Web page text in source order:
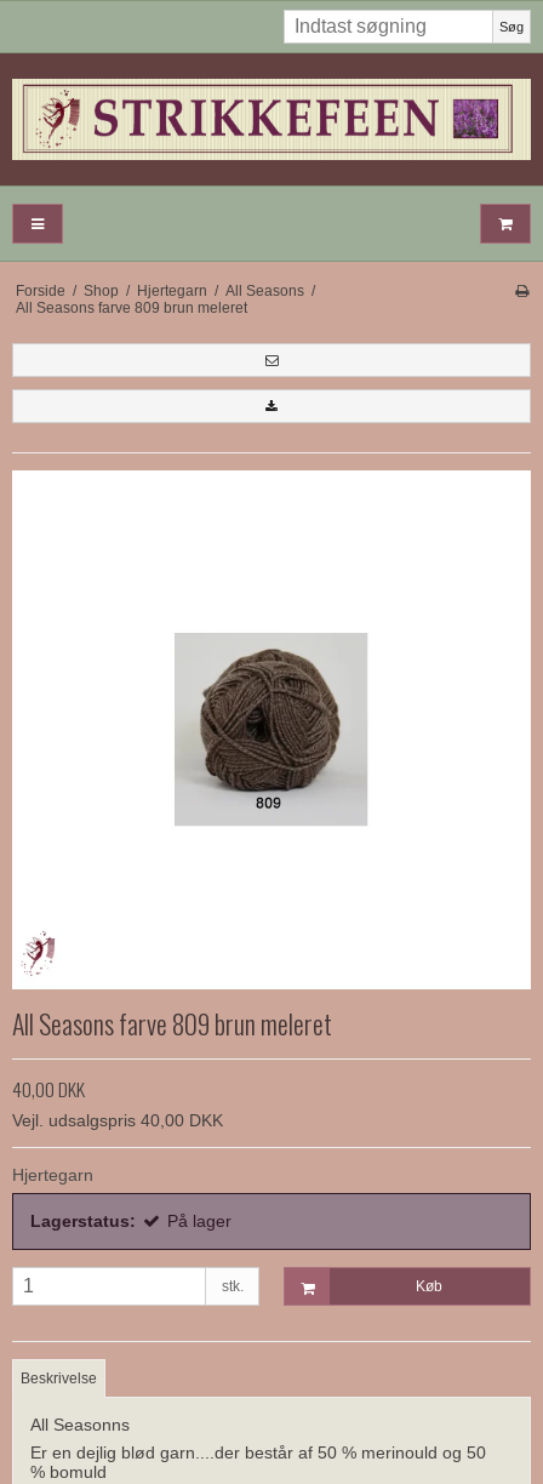
Søg
Forside / Shop / Hjertegarn / All Seasons /
All Seasons farve 809 brun meleret
All Seasons farve 809 brun meleret
40,00 DKK
Vejl. udsalgspris 40,00 DKK
Hjertegarn
Lagerstatus: På lager
stk. Køb
Beskrivelse
All Seasonns
Er en dejlig blød garn....der består af 50 % merinould og 50
% bomuld